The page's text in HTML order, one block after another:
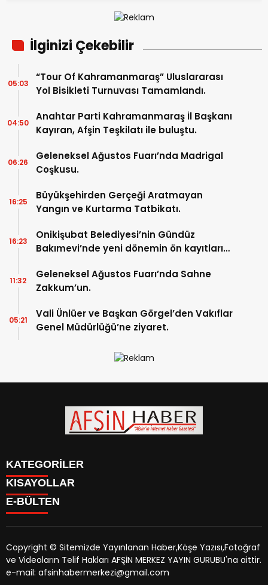
İlginizi Çekebilir
“Tour Of Kahramanmaraş” Uluslararası
Yol Bisikleti Turnuvası Tamamlandı.
05:03
Anahtar Parti Kahramanmaraş İl Başkanı
Kayıran, Afşin Teşkilatı ile buluştu.
04:50
Geleneksel Ağustos Fuarı’nda Madrigal
Coşkusu.
06:26
Büyükşehirden Gerçeği Aratmayan
Yangın ve Kurtarma Tatbikatı.
16:25
Onikişubat Belediyesi’nin Gündüz
Bakımevi’nde yeni dönemin ön kayıtları
16:23
Geleneksel Ağustos Fuarı’nda Sahne
Zakkum’un.
11:32
Vali Ünlüer ve Başkan Görgel’den Vakıflar
Genel Müdürlüğü’ne ziyaret.
05:21
KATEGORİLER
SİYASET
EĞİTİM
MAGAZİN
MANŞETLER
ÖZEL HABER
KISAYOLLAR
SİYASET
EĞİTİM
KÜLTÜR SANAT
MAGAZİN
MANŞETLER
E-BÜLTEN
afsinhaber.com e-bültenine abone olarak, tarafınıza haber,
duyuru ve kampanya içerikli e-postaların gönderilmesini
Copyright © Sitemizde Yayınlanan Haber,Köşe Yazısı,Fotoğraf
ve Videoların Telif Hakları AFŞİN MERKEZ YAYIN GURUBU'na aittir.
e-mail: afsinhabermerkezi@gmail.com